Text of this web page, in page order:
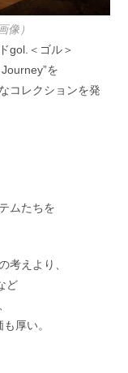
像）
gol.＜ゴル＞
を
コレクションを発
ムたちを
考えより、
ど
厚い。